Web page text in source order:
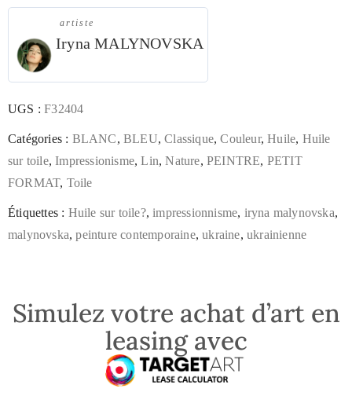
artiste
Iryna MALYNOVSKA
UGS :F32404
Catégories : BLANC,BLEU,Classique,Couleur,Huile, Huile
sur toile,Impressionisme,Lin,Nature,PEINTRE, PETIT
FORMAT, Toile
Étiquettes : Huile sur toile?,impressionnisme, iryna malynovska,
malynovska,peinture contemporaine,ukraine,ukrainienne
Simulez votre achat d’art en
leasing avec